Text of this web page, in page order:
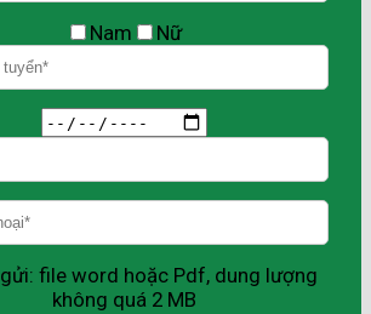
Nam Nữ
file word hoặc Pdf, dung lượng
không quá 2 MB